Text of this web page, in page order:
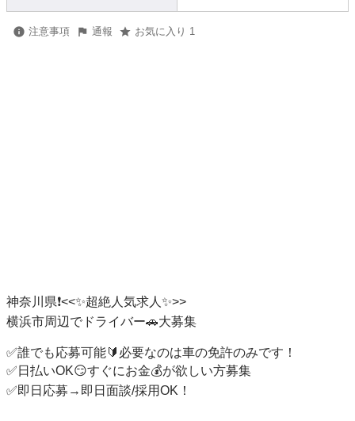
注意事項 通報 お気に入り 1
神奈川県❗️<<✨超絶人気求人✨>>
横浜市周辺でドライバー🚗大募集
✅誰でも応募可能🔰必要なのは車の免許のみです！
✅日払いOK😏すぐにお金💰が欲しい方募集
✅即日応募→即日面談/採用OK！